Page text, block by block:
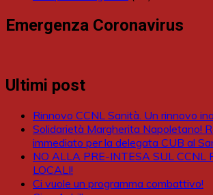
Emergenza Coronavirus
Ultimi post
Rinnovo CCNL Sanità. Un rinnovo
Solidarietà Margherita Napoletano!
immediato per la delegata CUB al
NO ALLA PRE-INTESA SUL CCNL
LOCALI!
Ci vuole un programma combattivo!